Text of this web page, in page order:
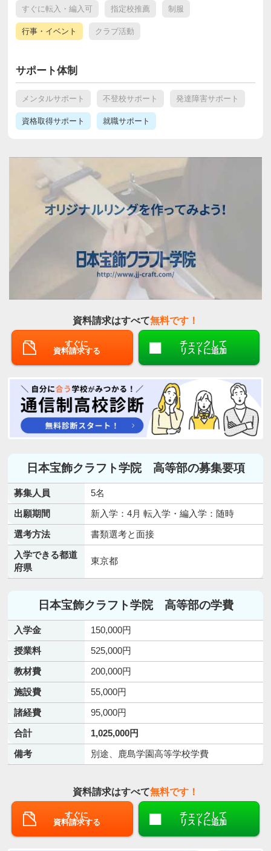
すぐに転入・編入可 指定校推薦 制服
行事・イベント クラブ活動
サポート体制
メンタルサポート 不登校サポート 発達障害サポート
資格取得サポート 就職サポート
資料請求はすべて無料です！
すぐに
資料請求する
チェックして
リストに追加
日本宝飾クラフト学院 高等部の募集要項
募集人員
5名
出願期間
新入学：4月 転入学・編入学：随時
選考方法
書類選考と面接
入学できる都道
府県
東京都
日本宝飾クラフト学院 高等部の学費
入学金
150,000円
授業料
525,000円
教材費
200,000円
施設費
55,000円
諸経費
95,000円
合計
1,025,000円
備考
別途、鹿島学園高等学校学費
資料請求はすべて無料です！
すぐに
資料請求する
チェックして
リストに追加